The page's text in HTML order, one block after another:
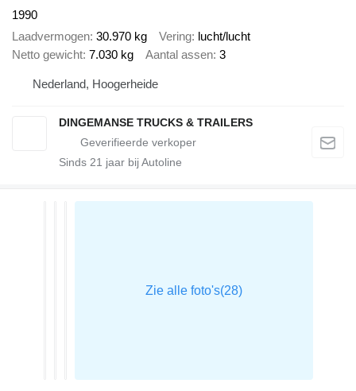
1990
Laadvermogen 30.970 kg Vering lucht/lucht
Netto gewicht 7.030 kg Aantal assen 3
Nederland, Hoogerheide
DINGEMANSE TRUCKS & TRAILERS
Sinds 21 jaar bij Autoline